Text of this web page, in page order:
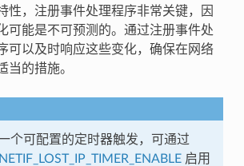
性，注册事件处理程序非常关键，因
可能是不可预测的。通过注册事件处
可以及时响应这些变化，确保在网络
当的措施。
个可配置的定时器触发，可通过
启用